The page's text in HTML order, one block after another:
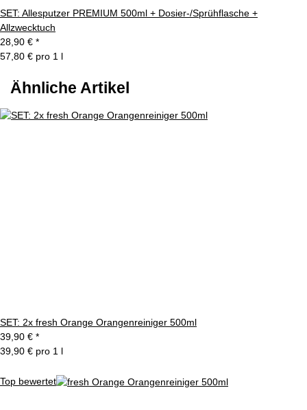
SET: Allesputzer PREMIUM 500ml + Dosier-/Sprühflasche +
Allzwecktuch
28,90 € *
57,80 € pro 1 l
Ähnliche Artikel
SET: 2x fresh Orange Orangenreiniger 500ml
39,90 € *
39,90 € pro 1 l
Top bewertet